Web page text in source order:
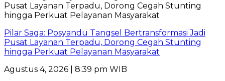
Pilar Saga: Posyandu Tangsel Bertransformasi Jadi
Pusat Layanan Terpadu, Dorong Cegah Stunting
hingga Perkuat Pelayanan Masyarakat
Agustus 4, 2026 | 8:39 pm WIB